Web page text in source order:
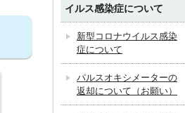
イルス感染症について
新型コロナウイルス感染
症について
パルスオキシメーターの
返却について（お願い）